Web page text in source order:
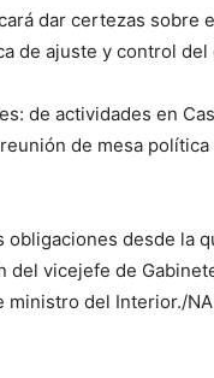
que
dar certezas sobre
de ajuste y control del
de actividades en
de mesa
desde la
vicejefe de
ministro del Interior./NA